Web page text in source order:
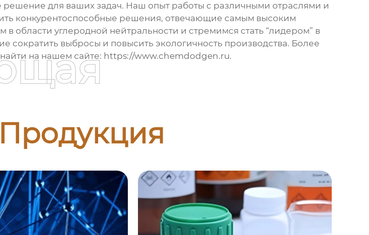
для ваших задач. Наш опыт работы с различными отраслями и
конкурентоспособные решения, отвечающие самым высоким
области углеродной нейтральности и стремимся стать “лидером” в
сократить выбросы и повысить экологичность производства. Более
на нашем сайте: https://www.chemdodgen.ru.
Продукция